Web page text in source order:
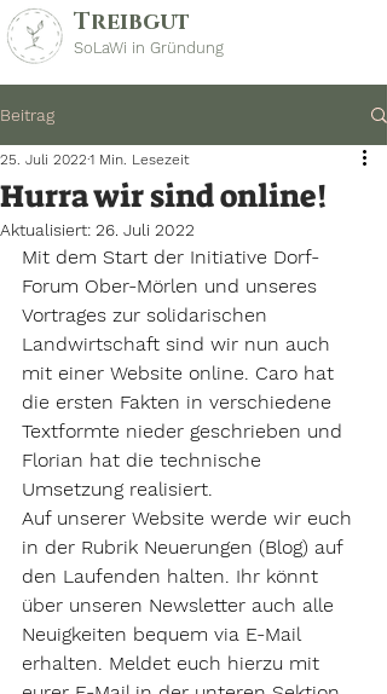
Treibgut
SoLaWi in Gründung
Beitrag
Hurra wir sind online!
25. Juli 2022 1 Min. Lesezeit
Aktualisiert: 26. Juli 2022
Mit dem Start der Initiative Dorf-
Forum Ober-Mörlen und unseres
Vortrages zur solidarischen
Landwirtschaft sind wir nun auch
mit einer Website online. Caro hat
die ersten Fakten in verschiedene
Textformte nieder geschrieben und
Florian hat die technische
Umsetzung realisiert.
Auf unserer Website werde wir euch
in der Rubrik Neuerungen (Blog) auf
den Laufenden halten. Ihr könnt
über unseren Newsletter auch alle
Neuigkeiten bequem via E-Mail
erhalten. Meldet euch hierzu mit